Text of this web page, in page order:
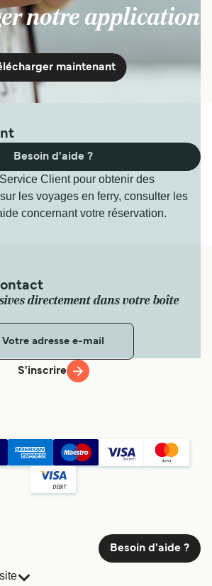
notre application
maintenant
Client pour obtenir des
les voyages en ferry, consulter les
concernant votre réservation.
Besoin d'aide ?
directement dans votre boîte
S'inscrire
Besoin d'aide ?